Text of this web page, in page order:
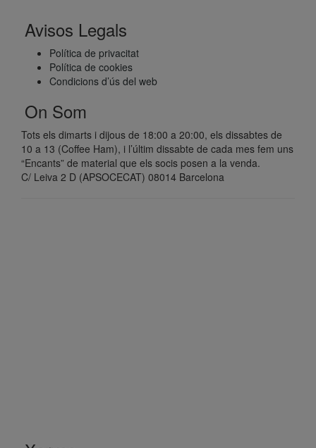
Avisos Legals
Política de privacitat
Política de cookies
Condicions d’ús del web
On Som
Tots els dimarts i dijous de 18:00 a 20:00, els dissabtes de
10 a 13 (Coffee Ham), i l’últim dissabte de cada mes fem uns
“Encants” de material que els socis posen a la venda.
C/ Leiva 2 D (APSOCECAT) 08014 Barcelona